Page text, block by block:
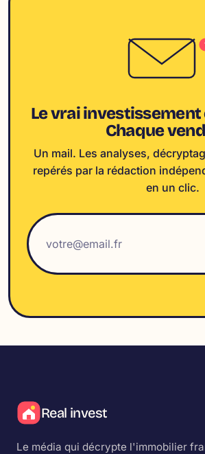
Le vrai
Chaque
Un mail. Les analyses,
repérés par la rédaction
en un clic.
Real invest
Le média qui décrypte l'immobilier